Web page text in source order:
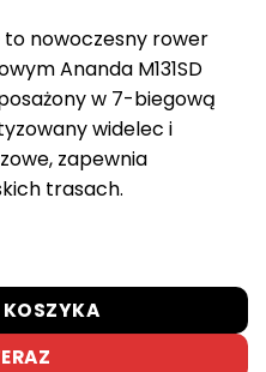
to nowoczesny rower
Ananda M131SD
w 7-biegową
widelec i
zapewnia
trasach.
Proeco Wave AN 1.0